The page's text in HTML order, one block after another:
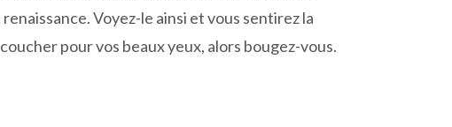
Voyez-le ainsi et vous sentirez la
pour vos beaux yeux, alors bougez-vous.